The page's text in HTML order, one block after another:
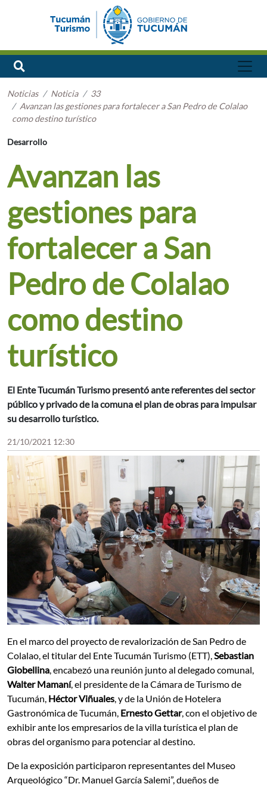
Noticias Noticia
33
Avanzan las gestiones para fortalecer a San Pedro de Colalao
como destino turístico
Desarrollo
Avanzan las
gestiones para
fortalecer a San
Pedro de Colalao
como destino
turístico
El Ente Tucumán Turismo presentó ante referentes del sector
público y privado de la comuna el plan de obras para impulsar
su desarrollo turístico.
21/10/2021 12:30
En el marco del proyecto de revalorización de San Pedro de
Colalao, el titular del Ente Tucumán Turismo (ETT),Sebastian
Giobellina, encabezó una reunión junto al delegado comunal,
Walter Mamaní, el presidente de la Cámara de Turismo de
Tucumán, Héctor Viñuales, y de la Unión de Hotelera
Gastronómica de Tucumán, Ernesto Gettar, con el objetivo de
exhibir ante los empresarios de la villa turística el plan de
obras del organismo para potenciar al destino.
De la exposición participaron representantes del Museo
Arqueológico “Dr. Manuel García Salemi”, dueños de